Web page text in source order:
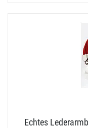
Echtes